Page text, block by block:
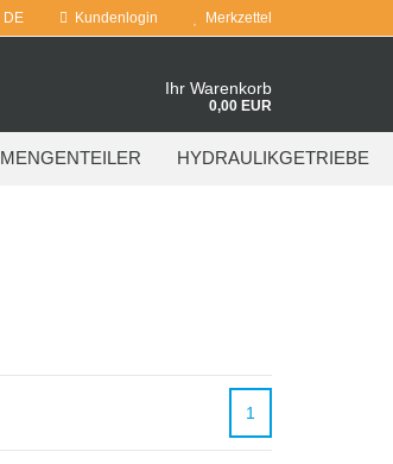
DE Kundenlogin Merkzettel
Ihr Warenkorb
0,00 EUR
MENGENTEILER HYDRAULIKGETRIEBE
1